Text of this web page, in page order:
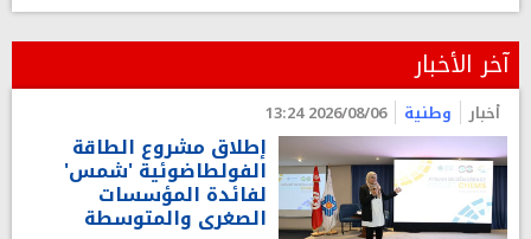
آخر الأخبار
أخبار وطنية 2026/08/06 13:24
إطلاق مشروع الطاقة
الفولطاضوئية 'شمس'
لفائدة المؤسسات
الصغرى والمتوسطة